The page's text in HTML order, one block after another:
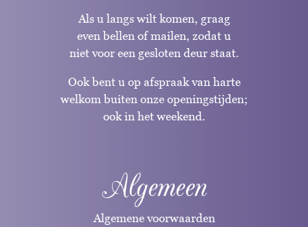
Als u langs wilt komen, graag
even bellen of mailen, zodat u
niet voor een gesloten deur staat.
Ook bent u op afspraak van harte
welkom buiten onze openingstijden;
ook in het weekend.
Algemeen
Algemene voorwaarden